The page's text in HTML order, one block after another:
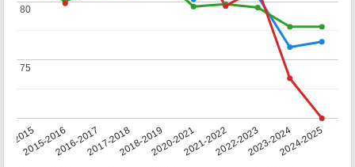
2015
2015-20162016-20172017-20182018-20192020-20212021-20222022-20232023-20242024-2025
75
75
80
80